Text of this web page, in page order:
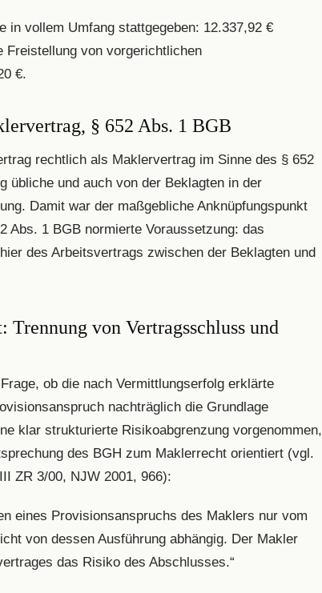
in vollem Umfang stattgegeben: 12.337,92 €
Freistellung von vorgerichtlichen
€.
§ 652 Abs. 1 BGB
rechtlich als Maklervertrag im Sinne des § 652
übliche und auch von der Beklagten in der
Damit war der maßgebliche Anknüpfungspunkt
Abs. 1 BGB normierte Voraussetzung: das
des Arbeitsvertrags zwischen der Beklagten und
von Vertragsschluss und
ob die nach Vermittlungserfolg erklärte
nachträglich die Grundlage
klar strukturierte Risikoabgrenzung vorgenommen,
des BGH zum Maklerrecht orientiert (vgl.
ZR 3/00, NJW 2001, 966):
eines Provisionsanspruchs des Maklers nur vom
von dessen Ausführung abhängig. Der Makler
das Risiko des Abschlusses.“